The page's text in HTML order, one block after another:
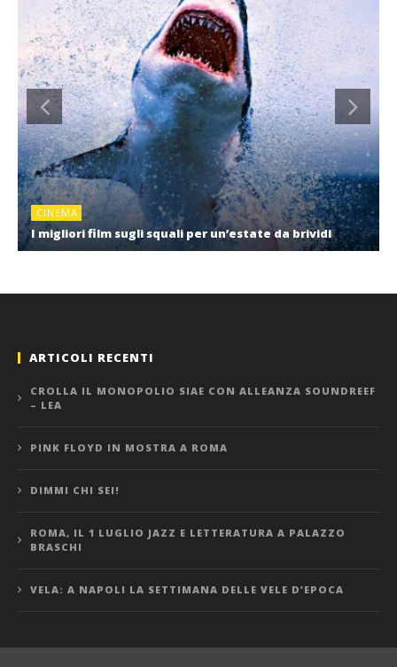
CINEMA
I migliori film sugli squali per un’estate da brividi
ARTICOLI RECENTI
CROLLA IL MONOPOLIO SIAE CON ALLEANZA SOUNDREEF
– LEA
PINK FLOYD IN MOSTRA A ROMA
DIMMI CHI SEI!
ROMA, IL 1 LUGLIO JAZZ E LETTERATURA A PALAZZO
BRASCHI
VELA: A NAPOLI LA SETTIMANA DELLE VELE D’EPOCA